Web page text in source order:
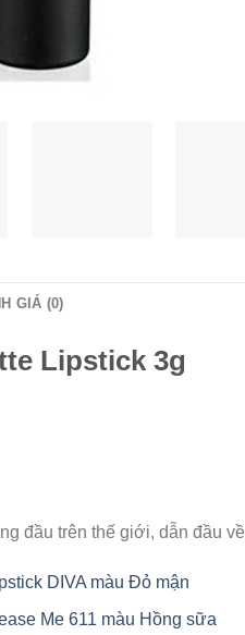
GIÁ (0)
Lipstick 3g
đầu trên thế giới, dẫn đầu
DIVA màu Đỏ mận
Me 611 màu Hồng sữa